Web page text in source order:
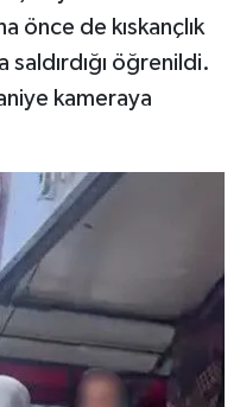
önce de kıskançlık
öğrenildi.
kameraya